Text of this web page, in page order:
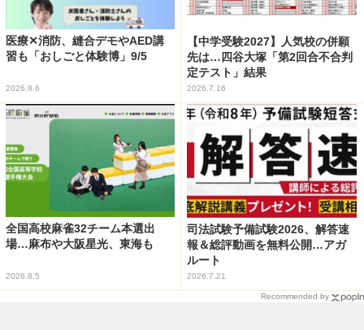
医療✕消防、縫合デモやAED講
習も「おしごと体験博」9/5
2026.8.6
【中学受験2027】人気校の併願
先は…四谷大塚「第2回合不合判
定テスト」結果
2026.7.16
全国高校麻雀32チーム本選出
場…麻布や大阪星光、東海も
2026.8.5
司法試験予備試験2026、解答速
報＆総評動画を無料公開…アガ
ルート
2026.7.21
Recommended by